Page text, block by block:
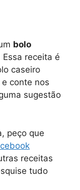
bolo
receita é
caseiro
conte nos
sugestão
peço que
receitas
tudo